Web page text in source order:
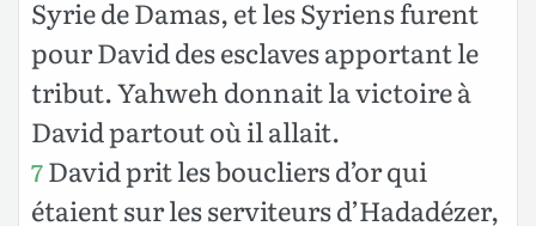
Syrie de Damas, et les Syriens furent
pour David des esclaves apportant le
tribut. Yahweh donnait la victoire à
David partout où il allait.
7David prit les boucliers d’or qui
étaient sur les serviteurs d’Hadadézer,